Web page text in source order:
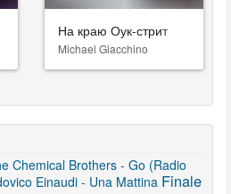
На краю Оук-стрит
Michael Giacchino
Chemical Brothers - Go (Radio
Einaudi - Una Mattina Finale